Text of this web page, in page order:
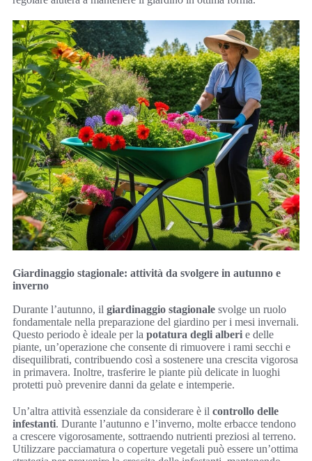
Giardinaggio stagionale: attività da svolgere in autunno e
inverno
Durante l’autunno, il giardinaggio stagionale svolge un ruolo
fondamentale nella preparazione del giardino per i mesi invernali.
Questo periodo è ideale per la potatura degli alberi e delle
piante, un’operazione che consente di rimuovere i rami secchi e
disequilibrati, contribuendo così a sostenere una crescita vigorosa
in primavera. Inoltre, trasferire le piante più delicate in luoghi
protetti può prevenire danni da gelate e intemperie.
Un’altra attività essenziale da considerare è il controllo delle
infestanti. Durante l’autunno e l’inverno, molte erbacce tendono
a crescere vigorosamente, sottraendo nutrienti preziosi al terreno.
Utilizzare pacciamatura o coperture vegetali può essere un’ottima